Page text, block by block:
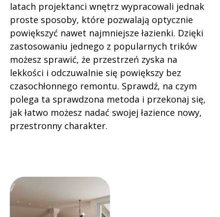
latach projektanci wnętrz wypracowali jednak
proste sposoby, które pozwalają optycznie
powiększyć nawet najmniejsze łazienki. Dzięki
zastosowaniu jednego z popularnych trików
możesz sprawić, że przestrzeń zyska na
lekkości i odczuwalnie się powiększy bez
czasochłonnego remontu. Sprawdź, na czym
polega ta sprawdzona metoda i przekonaj się,
jak łatwo możesz nadać swojej łazience nowy,
przestronny charakter.